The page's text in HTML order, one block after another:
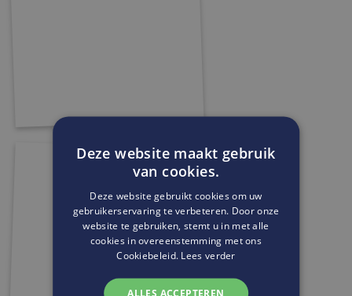
Deze website maakt gebruik
van cookies.
Deze website gebruikt cookies om uw
gebruikerservaring te verbeteren. Door onze
website te gebruiken, stemt u in met alle
cookies in overeenstemming met ons
Cookiebeleid. Lees verder
ALLES ACCEPTEREN